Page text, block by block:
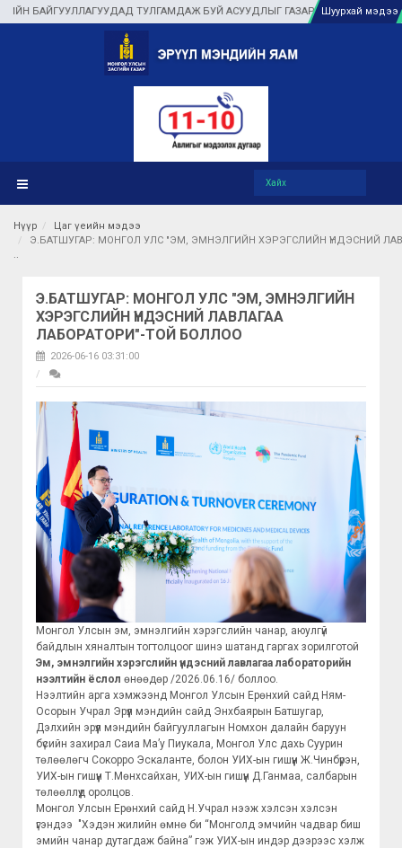
ТУЛГАМДАЖ БУЙ АСУУДЛЫГ ГАЗАР ДЭЭР НЬ ШУУРХАЙШуурхай мэдээ
Нүүр
Цаг үеийн мэдээ
Э.БАТШУГАР: МОНГОЛ УЛС "ЭМ, ЭМНЭЛГИЙН ХЭРЭГСЛИЙН ҮНДЭСНИЙ
Э.БАТШУГАР: МОНГОЛ УЛС "ЭМ, ЭМНЭЛГИЙН
ХЭРЭГСЛИЙН ҮНДЭСНИЙ ЛАВЛАГАА
ЛАБОРАТОРИ"-ТОЙ БОЛЛОО
2026-06-16 03:31:00
Монгол Улсын эм, эмнэлгийн хэрэгслийн чанар, аюулгүй
байдлын хяналтын тогтолцоог шинэ шатанд гаргах зорилготой
Эм, эмнэлгийн хэрэгслийн үндэсний лавлагаа лабораторийн
нээлтийн ёслол өнөөдөр /2026.06.16/ боллоо.
Нээлтийн арга хэмжээнд Монгол Улсын Ерөнхий сайд Ням-
Осорын Учрал Эрүүл мэндийн сайд Энхбаярын Батшугар,
Дэлхийн эрүүл мэндийн байгууллагын Номхон далайн баруун
бүсийн захирал Саиа Ма’у Пиукала, Монгол Улс дахь Суурин
төлөөлөгч Сокорро Эскаланте, болон УИХ-ын гишүүн Ж.Чинбүрэн,
УИХ-ын гишүүн Т.Мөнхсайхан, УИХ-ын гишүүн Д.Ганмаа, салбарын
төлөөллүүд оролцов.
Монгол Улсын Ерөнхий сайд Н.Учрал нээж хэлсэн хэлсэн
үгэндээ "Хэдэн жилийн өмнө би “Монголд эмчийн чадвар биш
эмийн чанар дутагдаж байна” гэж УИХ-ын индэр дээрээс хэлж